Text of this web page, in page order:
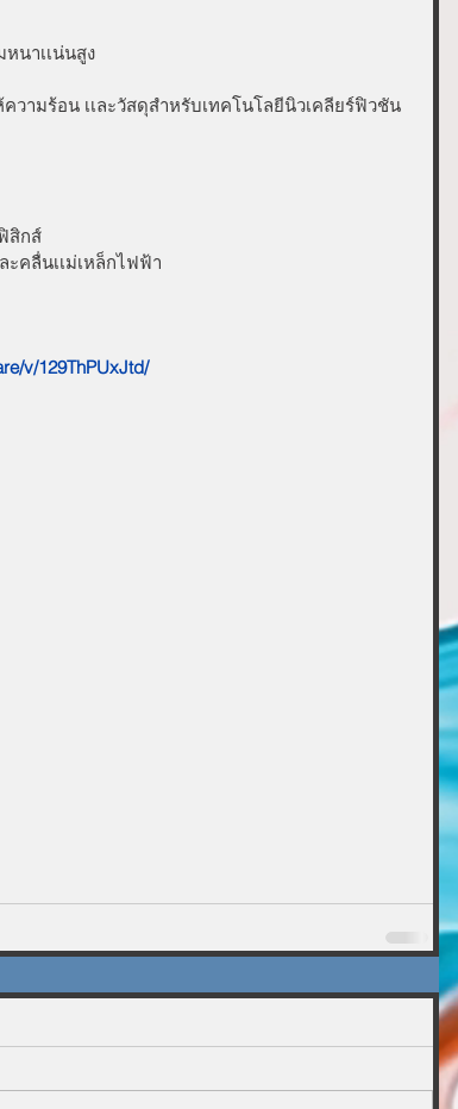
นาเเน่นสูง
วามร้อน เเละวัสดุสำหรับเทคโนโลยีนิวเคลียร์ฟิวชัน
สิกส์
คลื่นเเม่เหล็กไฟฟ้า
v/129ThPUxJtd/